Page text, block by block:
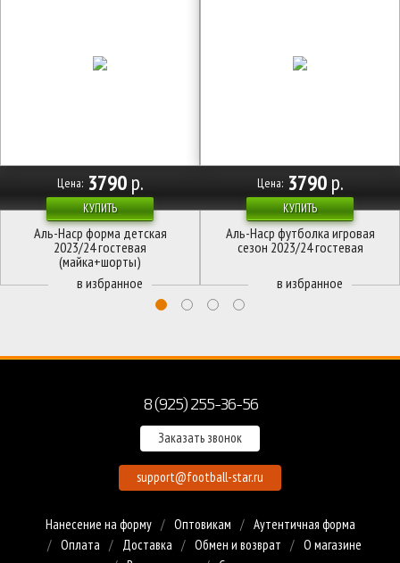
КУПИТЬ
Цена: 3790р.
Аль-Наср форма детская
2023/24 гостевая
(майка+шорты)
КУПИТЬ
Цена: 3790р.
Аль-Наср футболка игровая
сезон 2023/24 гостевая
8 (925) 255-36-56
Заказать звонок
support@football-star.ru
Нанесение на форму Оптовикам
Аутентичная форма
Оплата
Доставка Обмен и возврат
О магазине